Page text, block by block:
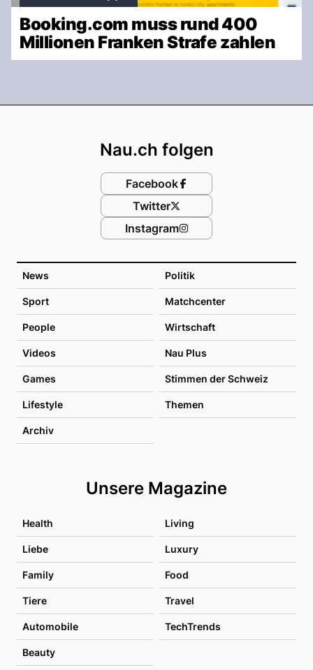
Booking.com muss rund 400
Millionen Franken Strafe zahlen
News Politik
Sport Matchcenter
People Wirtschaft
Videos Nau Plus
Games Stimmen der Schweiz
Lifestyle Themen
Archiv
Unsere Magazine
Health Living
Liebe Luxury
Family Food
Tiere Travel
Automobile TechTrends
Beauty
Nau.ch folgen
Facebook
Twitter
Instagram